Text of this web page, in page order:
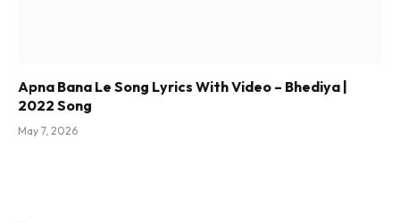
Apna Bana Le Song Lyrics With Video – Bhediya |
2022 Song
May 7, 2026